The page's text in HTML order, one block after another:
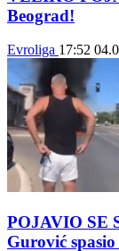
Beograd!
Evroliga 17:52
POJAVIO SE
Gurović